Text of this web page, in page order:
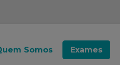
Somos Exames